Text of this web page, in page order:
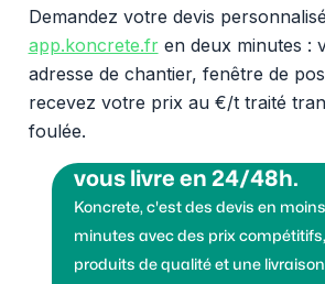
Demandez votre devis
app.koncrete.fren deux minutes :
adresse de chantier, fenêtre de
recevez votre prix au €/t traité
foulée.
vous livre en 24/48h.
Koncrete, c'est des devis en
minutes avec des prix
produits de qualité et une